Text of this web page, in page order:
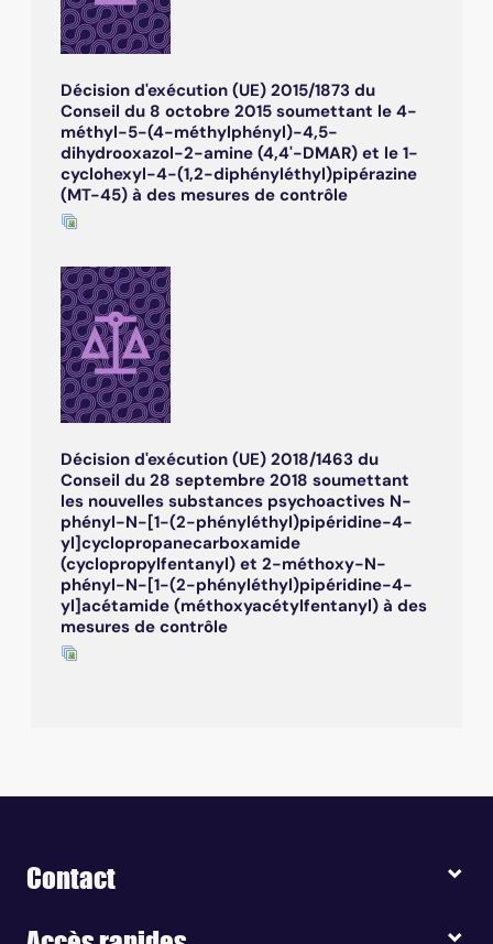
Décision d'exécution (UE) 2015/1873 du
Conseil du 8 octobre 2015 soumettant le 4-
méthyl-5-(4-méthylphényl)-4,5-
dihydrooxazol-2-amine (4,4'-DMAR) et le 1-
cyclohexyl-4-(1,2-diphényléthyl)pipérazine
(MT-45) à des mesures de contrôle
Décision d'exécution (UE) 2018/1463 du
Conseil du 28 septembre 2018 soumettant
les nouvelles substances psychoactives N-
phényl-N-[1-(2-phényléthyl)pipéridine-4-
yl]cyclopropanecarboxamide
(cyclopropylfentanyl) et 2-méthoxy-N-
phényl-N-[1-(2-phényléthyl)pipéridine-4-
yl]acétamide (méthoxyacétylfentanyl) à des
mesures de contrôle
Contact